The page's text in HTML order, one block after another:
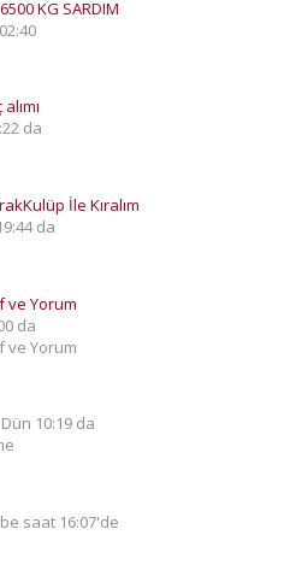
KG SARDIM
da
İle Kıralım
da
ve Yorum
da
ve Yorum
Dün 10:19 da
saat 16:07'de